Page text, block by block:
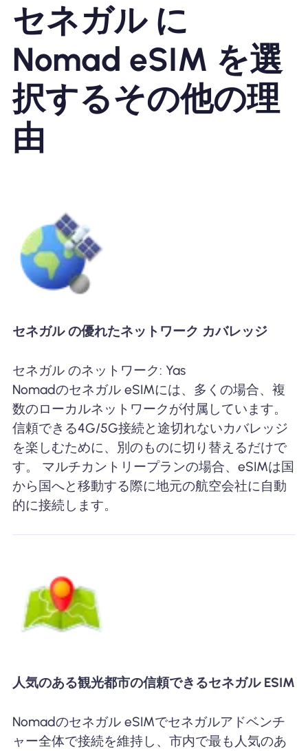
セネガル に
Nomad eSIM を選
択するその他の理
由
セネガル の優れたネットワーク カバレッジ
セネガル のネットワーク: Yas
Nomadのセネガル eSIMには、多くの場合、複
数のローカルネットワークが付属しています。
信頼できる4G/5G接続と途切れないカバレッジ
を楽しむために、別のものに切り替えるだけで
す。 マルチカントリープランの場合、eSIMは国
から国へと移動する際に地元の航空会社に自動
的に接続します。
人気のある観光都市の信頼できるセネガル ESIM
Nomadのセネガル eSIMでセネガルアドベンチ
ャー全体で接続を維持し、市内で最も人気のあ